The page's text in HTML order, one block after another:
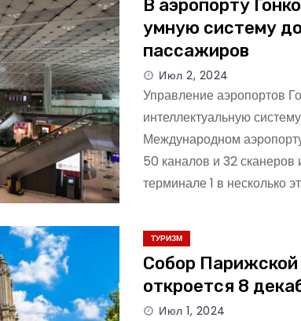
В аэропорту
умную систему
пассажиров
Июл 2, 2024
Управление аэропортов
интеллектуальную
Международном
50 каналов и 32 сканеров
терминале 1 в несколько
ТУРИЗМ
Собор Парижской
откроется 8
Июл 1, 2024